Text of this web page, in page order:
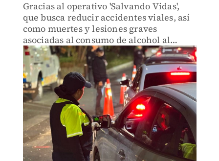
Gracias al operativo 'Salvando Vidas',
que busca reducir accidentes viales, así
como muertes y lesiones graves
asociadas al consumo de alcohol al
volante.